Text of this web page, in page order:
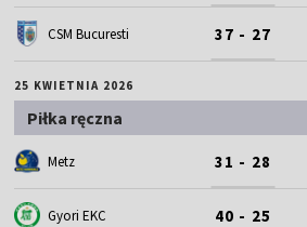
CSM Bucuresti 37 - 27
25 KWIETNIA 2026
Piłka ręczna
Metz 31 - 28
Gyori EKC 40 - 25